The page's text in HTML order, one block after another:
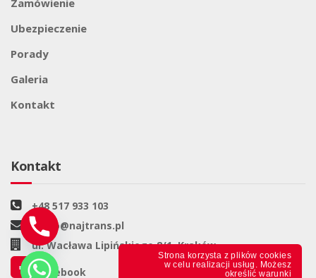
Strona korzysta z plików cookies
w celu realizacji usług. Możesz
określić warunki
Zamówienie
Ubezpieczenie
Porady
Galeria
Kontakt
Kontakt
+48 517 933 103
biuro@najtrans.pl
ul. Wacława Lipińskiego 8/1, Kraków
Facebook